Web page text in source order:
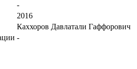
-
2016
Каххоров Давлатали Гаффорович
-